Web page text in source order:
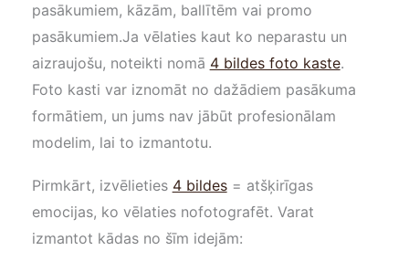
pasākumiem, kāzām, ballītēm vai promo
pasākumiem.Ja vēlaties kaut ko neparastu un
aizraujošu, noteikti nomā 4 bildes foto kaste.
Foto kasti var iznomāt no dažādiem pasākuma
formātiem, un jums nav jābūt profesionālam
modelim, lai to izmantotu.
Pirmkārt, izvēlieties 4 bildes= atšķirīgas
emocijas, ko vēlaties nofotografēt. Varat
izmantot kādas no šīm idejām: